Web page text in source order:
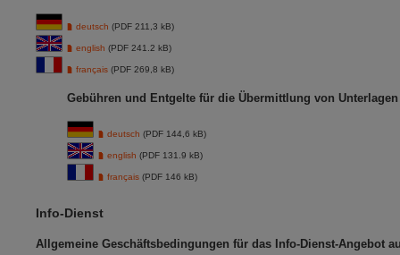
deutsch (PDF 211,3 kB)
english (PDF 241.2 kB)
français (PDF 269,8 kB)
Gebühren und Entgelte für die Übermittlung von
deutsch (PDF 144,6 kB)
english (PDF 131.9 kB)
français (PDF 146 kB)
Info-Dienst
Allgemeine Geschäftsbedingungen für das Info-Dienst-Angebot